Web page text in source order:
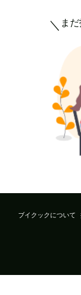
＼ ま
ブイクックについて